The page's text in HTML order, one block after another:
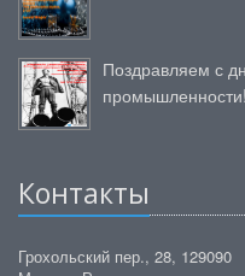
Поздравляем с
промышленности!
Контакты
Грохольский пер., 28, 129090